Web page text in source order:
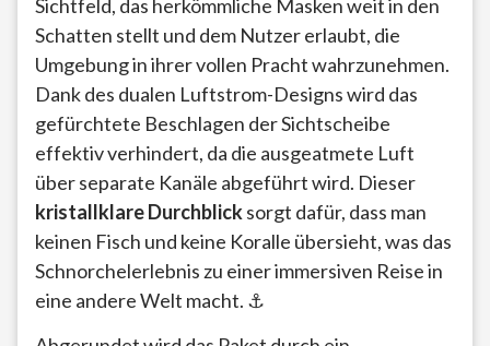
Sichtfeld, das herkömmliche Masken weit in den
Schatten stellt und dem Nutzer erlaubt, die
Umgebung in ihrer vollen Pracht wahrzunehmen.
Dank des dualen Luftstrom-Designs wird das
gefürchtete Beschlagen der Sichtscheibe
effektiv verhindert, da die ausgeatmete Luft
über separate Kanäle abgeführt wird. Dieser
kristallklare Durchblicksorgt dafür, dass man
keinen Fisch und keine Koralle übersieht, was das
Schnorchelerlebnis zu einer immersiven Reise in
eine andere Welt macht. ⚓